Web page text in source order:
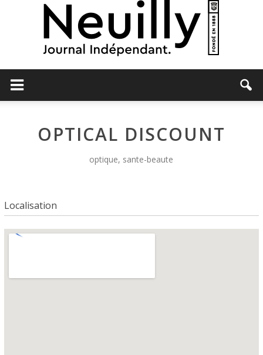
Journal
OPTICAL DISCOUNT
optique, sante-beaute
Localisation